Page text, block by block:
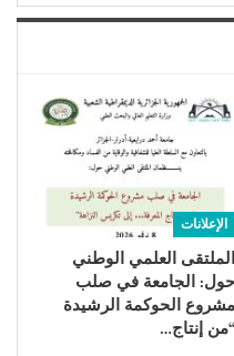
الإعلانات
الملتقى العلمي الوطني
حول: الجامعة في صلب
مشروع الحوكمة الرشيدة
“من إنتاج…